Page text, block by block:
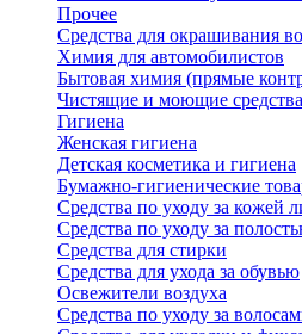
Прочее
Средства для окрашивания
Химия для автомобилистов
Бытовая химия (прямые
Чистящие и моющие средства
Гигиена
Женская гигиена
Детская косметика и гигиена
Бумажно-гигиенические
Средства по уходу за кожей
Средства по уходу за
Средства для стирки
Средства для ухода за обувью
Освежители воздуха
Средства по уходу за